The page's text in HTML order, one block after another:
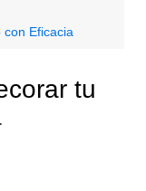
Eficacia
tu